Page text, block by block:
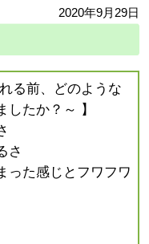
2020年9月29日
る前、どのような
したか？～ 】
さ
った感じとフワフワ